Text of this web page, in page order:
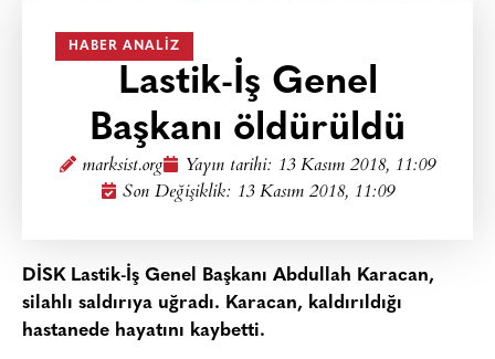
HABER ANALIZ
Lastik-İş Genel
Başkanı öldürüldü
marksist.org Yayın tarihi: 13 Kasım 2018, 11:09
Son Değişiklik: 13 Kasım 2018, 11:09
DİSK Lastik-İş Genel Başkanı Abdullah Karacan,
silahlı saldırıya uğradı. Karacan, kaldırıldığı
hastanede hayatını kaybetti.